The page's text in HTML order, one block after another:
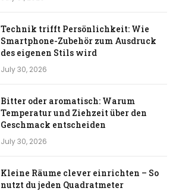
Technik trifft Persönlichkeit: Wie
Smartphone-Zubehör zum Ausdruck
des eigenen Stils wird
July 30, 2026
Bitter oder aromatisch: Warum
Temperatur und Ziehzeit über den
Geschmack entscheiden
July 30, 2026
Kleine Räume clever einrichten – So
nutzt du jeden Quadratmeter